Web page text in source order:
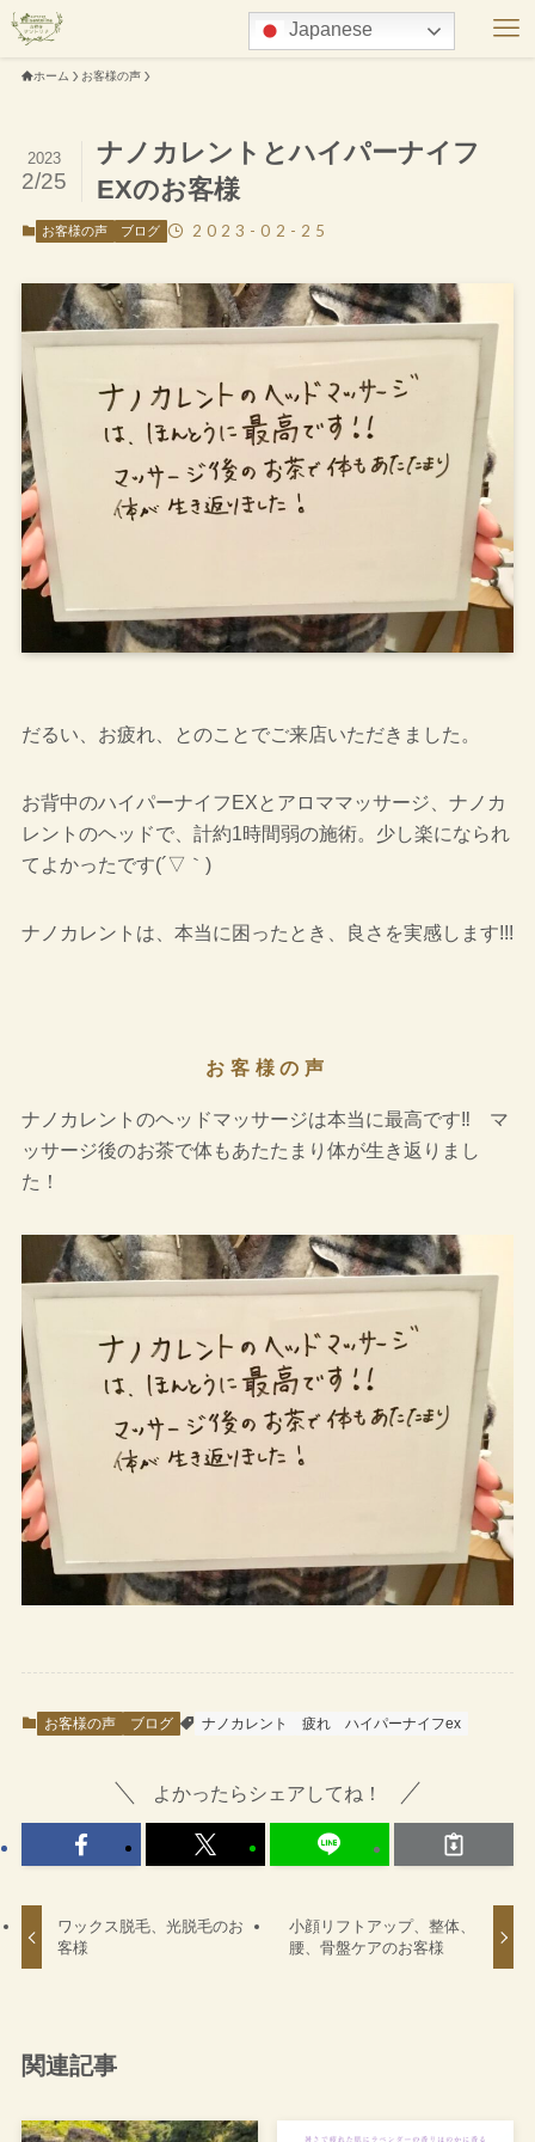
ホーム お客様の声
ナノカレントとハイパーナイフ
EXのお客様
2023
2/25
お客様の声 ブログ 2023-02-25
だるい、お疲れ、とのことでご来店いただきました。
お背中のハイパーナイフEXとアロママッサージ、ナノカ
レントのヘッドで、計約1時間弱の施術。少し楽になられ
てよかったです(´▽｀)
ナノカレントは、本当に困ったとき、良さを実感します!!!
お客様の声
ナノカレントのヘッドマッサージは本当に最高です‼ マ
ッサージ後のお茶で体もあたたまり体が生き返りまし
た！
お客様の声 ブログ ナノカレント 疲れ ハイパーナイフex
よかったらシェアしてね！
ワックス脱毛、光脱毛のお
客様
小顔リフトアップ、整体、
腰、骨盤ケアのお客様
関連記事
Japanese